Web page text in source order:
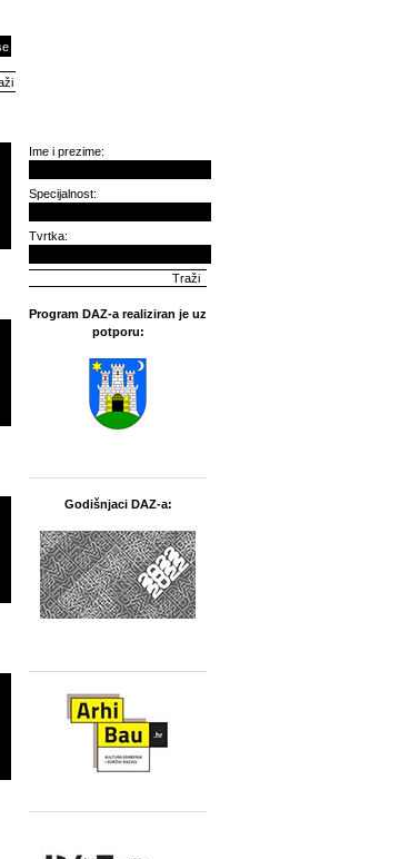
Ime i prezime:
Specijalnost:
Tvrtka:
Program DAZ-a realiziran je uz
potporu:
Godišnjaci DAZ-a: